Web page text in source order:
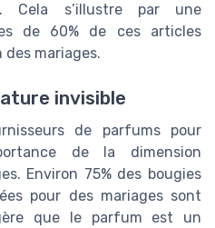
Cela s’illustre par une
de 60% de ces articles
des mariages.
invisible
de parfums pour
de la dimension
Environ 75% des bougies
pour des mariages sont
que le parfum est un